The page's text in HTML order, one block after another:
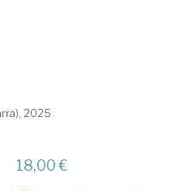
2025
18,00 €